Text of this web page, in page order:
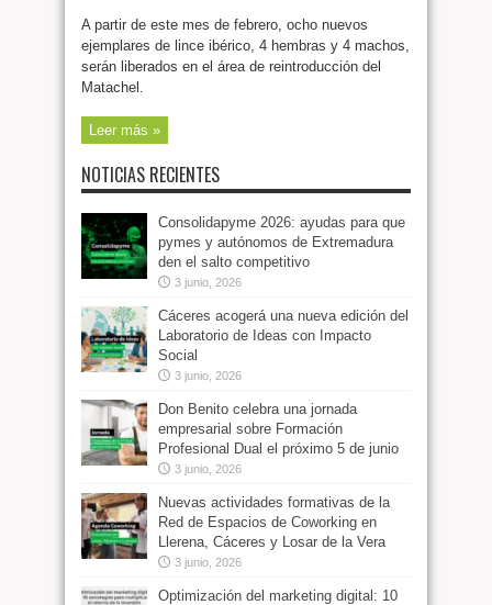
A partir de este mes de febrero, ocho nuevos
ejemplares de lince ibérico, 4 hembras y 4 machos,
serán liberados en el área de reintroducción del
Matachel.
Leer más »
NOTICIAS RECIENTES
Consolidapyme 2026: ayudas para que
pymes y autónomos de Extremadura
den el salto competitivo
3 junio, 2026
Cáceres acogerá una nueva edición del
Laboratorio de Ideas con Impacto
Social
3 junio, 2026
Don Benito celebra una jornada
empresarial sobre Formación
Profesional Dual el próximo 5 de junio
3 junio, 2026
Nuevas actividades formativas de la
Red de Espacios de Coworking en
Llerena, Cáceres y Losar de la Vera
3 junio, 2026
Optimización del marketing digital: 10